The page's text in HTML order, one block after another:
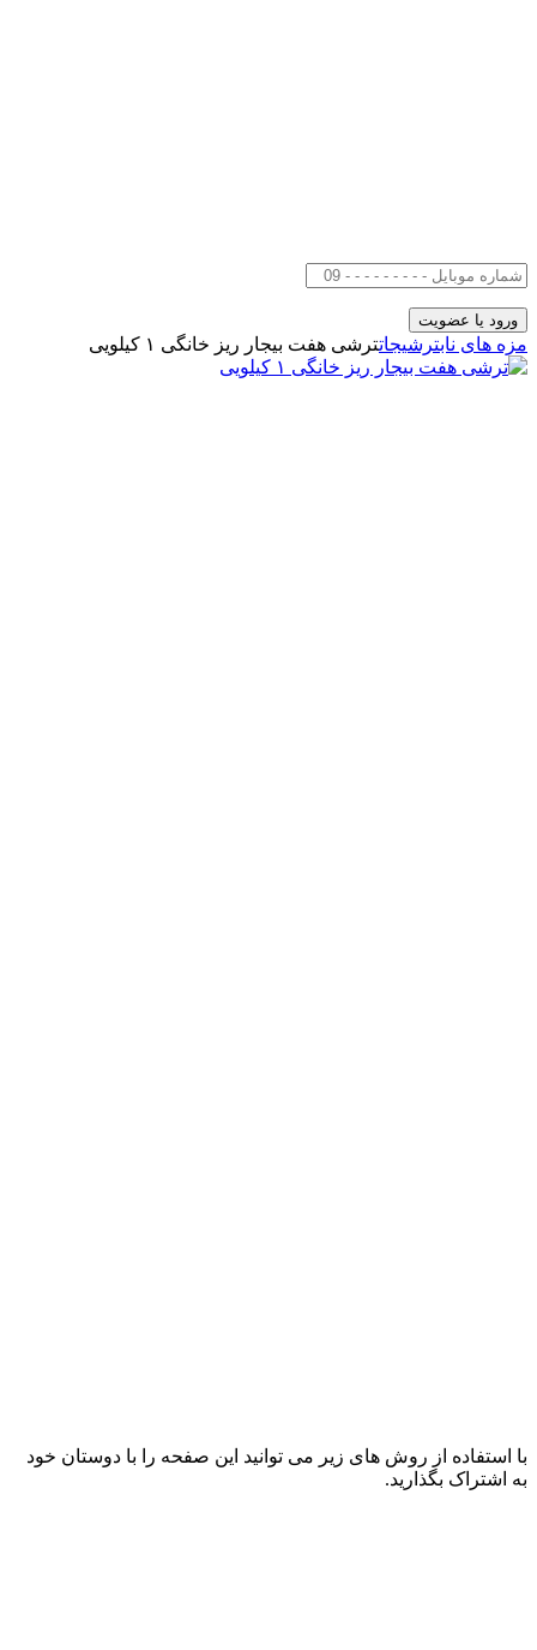
مزه های نابترشیجاتترشی هفت بیجار ریز خانگی ۱ کیلویی
با استفاده از روش های زیر می توانید این صفحه را با دوستان خود
به اشتراک بگذارید.